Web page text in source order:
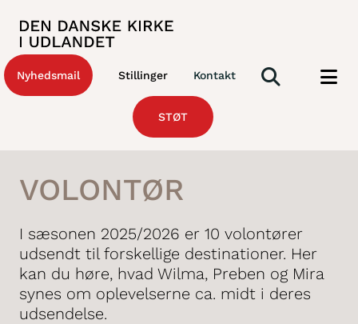
Kontakt
Stillinger
Nyhedsmail
STØT
VOLONTØR
I sæsonen 2025/2026 er 10 volontører
udsendt til forskellige destinationer. Her
kan du høre, hvad Wilma, Preben og Mira
synes om oplevelserne ca. midt i deres
udsendelse.